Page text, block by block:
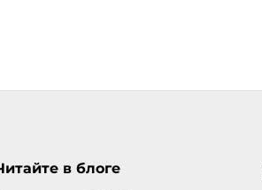
в блоге